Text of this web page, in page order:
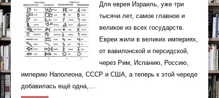
Для еврея Израиль, уже три
тысячи лет, самое главное и
великое из всех государств.
Евреи жили в великих империях,
от вавилонской и персидской,
через Рим, Испанию, Россию,
империю Наполеона, СССР и США, а теперь к этой череде
добавилась ещё одна,…